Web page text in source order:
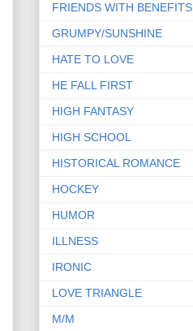
FRIENDS WITH BENEFITS
GRUMPY/SUNSHINE
HATE TO LOVE
HE FALL FIRST
HIGH FANTASY
HIGH SCHOOL
HISTORICAL ROMANCE
HOCKEY
HUMOR
ILLNESS
IRONIC
LOVE TRIANGLE
M/M